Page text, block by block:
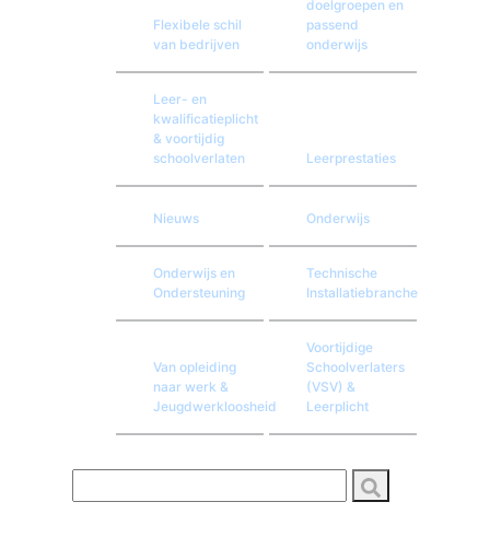
Flexibele schil
van bedrijven
doelgroepen en
passend
onderwijs
Leer- en
kwalificatieplicht
& voortijdig
schoolverlaten
Leerprestaties
Nieuws Onderwijs
Onderwijs en
Ondersteuning
Technische
Installatiebranche
Van opleiding
naar werk &
Jeugdwerkloosheid
Voortijdige
Schoolverlaters
(VSV) &
Leerplicht